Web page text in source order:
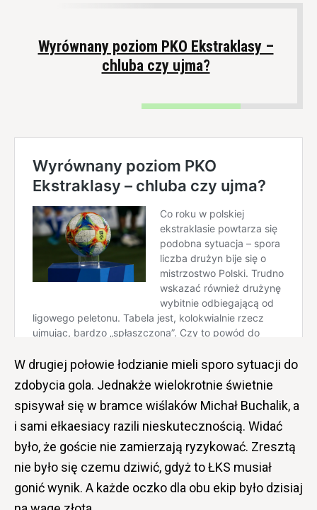
Wyrównany poziom PKO Ekstraklasy –
chluba czy ujma?
W drugiej połowie łodzianie mieli sporo sytuacji do
zdobycia gola. Jednakże wielokrotnie świetnie
spisywał się w bramce wiślaków Michał Buchalik, a
i sami ełkaesiacy razili nieskutecznością. Widać
było, że goście nie zamierzają ryzykować. Zresztą
nie było się czemu dziwić, gdyż to ŁKS musiał
gonić wynik. A każde oczko dla obu ekip było dzisiaj